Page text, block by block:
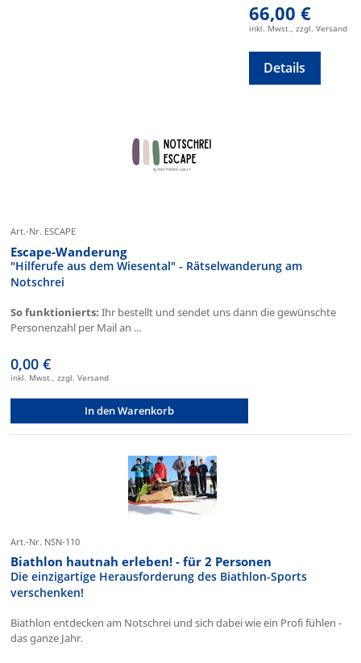
66,00 €
inkl. Mwst., zzgl. Versand
Details
Art.-Nr. ESCAPE
Escape-Wanderung
"Hilferufe aus dem Wiesental" - Rätselwanderung am
Notschrei
So funktionierts: Ihr bestellt und sendet uns dann die gewünschte
Personenzahl per Mail an ...
0,00 €
inkl. Mwst., zzgl. Versand
In den Warenkorb
Art.-Nr. NSN-110
Biathlon hautnah erleben! - für 2 Personen
Die einzigartige Herausforderung des Biathlon-Sports
verschenken!
Biathlon entdecken am Notschrei und sich dabei wie ein Profi fühlen -
das ganze Jahr.